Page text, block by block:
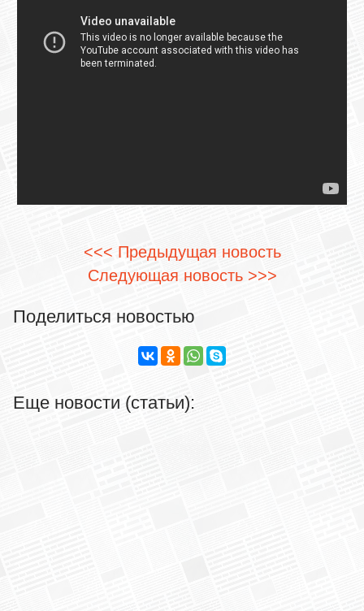
<<< Предыдущая новость
Следующая новость >>>
Поделиться новостью
Еще новости (статьи):